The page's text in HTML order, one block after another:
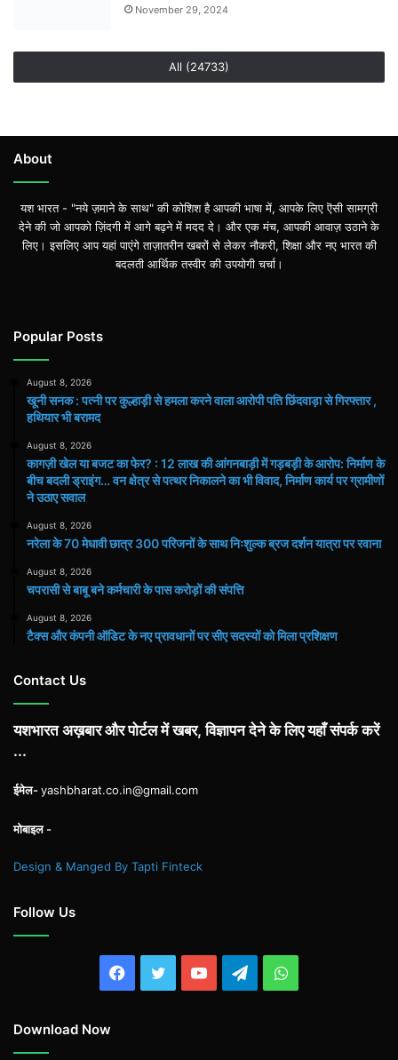
November 29, 2024
All (24733)
About
यश भारत - "नये ज़माने के साथ" की कोशिश है आपकी भाषा में, आपके लिए ऎसी सामग्री
देने की जो आपको ज़िंदगी में आगे बढ़ने में मदद दे। और एक मंच, आपकी आवाज़ उठाने के
लिए। इसलिए आप यहां पाएंगे ताज़ातरीन खबरों से लेकर नौकरी, शिक्षा और नए भारत की
बदलती आर्थिक तस्वीर की उपयोगी चर्चा।
Popular Posts
August 8, 2026
खूनी सनक : पत्नी पर कुल्हाड़ी से हमला करने वाला आरोपी पति छिंदवाड़ा से गिरफ्तार ,
हथियार भी बरामद
August 8, 2026
कागज़ी खेल या बजट का फेर? : 12 लाख की आंगनबाड़ी में गड़बड़ी के आरोप: निर्माण के
बीच बदली ड्राइंग… वन क्षेत्र से पत्थर निकालने का भी विवाद, निर्माण कार्य पर ग्रामीणों
ने उठाए सवाल
August 8, 2026
नरेला के 70 मेधावी छात्र 300 परिजनों के साथ निःशुल्क ब्रज दर्शन यात्रा पर रवाना
August 8, 2026
चपरासी से बाबू बने कर्मचारी के पास करोड़ों की संपत्ति
August 8, 2026
टैक्स और कंपनी ऑडिट के नए प्रावधानों पर सीए सदस्यों को मिला प्रशिक्षण
Contact Us
यशभारत अख़बार और पोर्टल में खबर, विज्ञापन देने के लिए यहाँ संपर्क करें
...
ईमेल-yashbharat.co.in@gmail.com
मोबाइल -
Design & Manged By Tapti Finteck
Follow Us
Facebook
TwitterYouTubeTelegramWhatsApp
Download Now